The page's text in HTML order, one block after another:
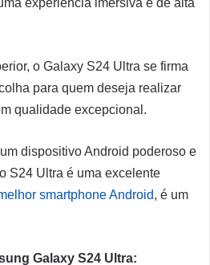
o Galaxy S24 Ultra se firma
para quem deseja realizar
qualidade excepcional.
dispositivo Android poderoso e
S24 Ultra é uma excelente
smartphone Android, é um
Galaxy S24 Ultra: